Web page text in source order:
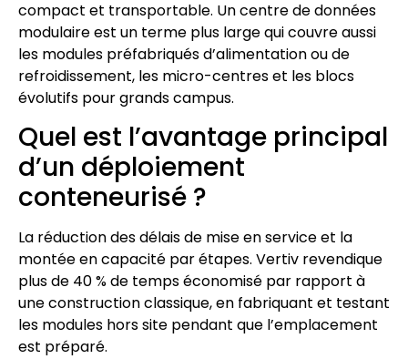
compact et transportable. Un centre de données
modulaire est un terme plus large qui couvre aussi
les modules préfabriqués d’alimentation ou de
refroidissement, les micro-centres et les blocs
évolutifs pour grands campus.
Quel est l’avantage principal
d’un déploiement
conteneurisé ?
La réduction des délais de mise en service et la
montée en capacité par étapes. Vertiv revendique
plus de 40 % de temps économisé par rapport à
une construction classique, en fabriquant et testant
les modules hors site pendant que l’emplacement
est préparé.